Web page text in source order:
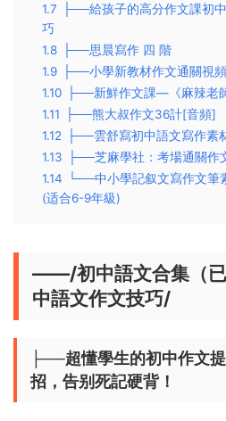
1.7
├──給孩子的高分作文課初
巧
1.8
├──思晨寫作 四 階
1.9
├──小學新教材作文通關視
1.10
├──新鮮作文課—《麻辣老
1.11
├──熊大叔作文36計[音頻]
1.12
├──雲舒寫初中語文寫作素
1.13
├──芝麻學社：考場通關作
1.14
└──中小學記叙文寫作文筆
(适合6-9年級)
——/初中語文合集（
中語文作文技巧/
├──超懂學生的初中作文
招，告别死記硬背！